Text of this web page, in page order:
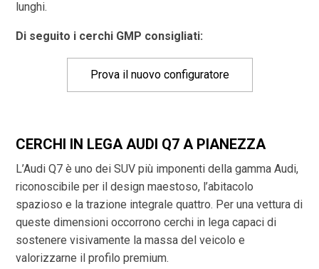
lunghi.
Di seguito i cerchi GMP consigliati:
Prova il nuovo configuratore
CERCHI IN LEGA AUDI Q7 A PIANEZZA
L’Audi Q7 è uno dei SUV più imponenti della gamma Audi,
riconoscibile per il design maestoso, l’abitacolo
spazioso e la trazione integrale quattro. Per una vettura di
queste dimensioni occorrono cerchi in lega capaci di
sostenere visivamente la massa del veicolo e
valorizzarne il profilo premium.